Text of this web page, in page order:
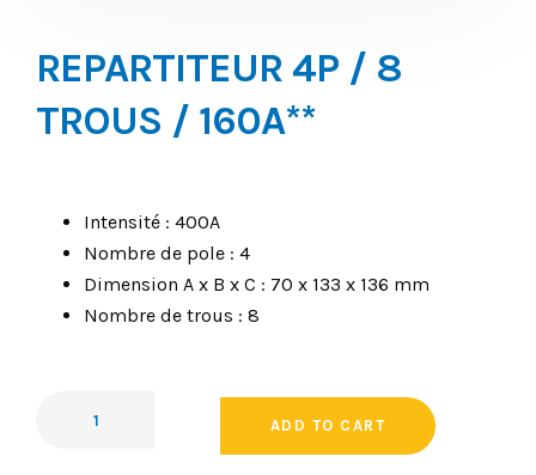
REPARTITEUR 4P / 8
TROUS / 160A**
Intensité : 400A
Nombre de pole : 4
Dimension A x B x C : 70 x 133 x 136 mm
Nombre de trous : 8
ADD TO CART